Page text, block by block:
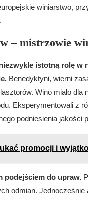
winiarstwo,
– mistrzowie
istotną rolę
Benedyktyni, wierni
Wino miało
Eksperymentowali z
podniesienia jakości
promocji i
podejściem do upraw.
odmian.